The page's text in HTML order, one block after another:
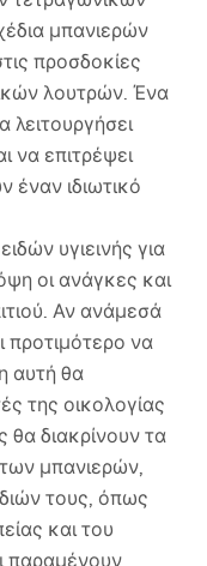
μπανιερών
προσδοκίες
λουτρών. Ένα
λειτουργήσει
να επιτρέψει
έναν ιδιωτικό
υγιεινής για
οι ανάγκες και
Αν ανάμεσά
προτιμότερο να
αυτή θα
της οικολογίας
θα διακρίνουν τα
μπανιερών,
τους, όπως
και του
παραμένουν